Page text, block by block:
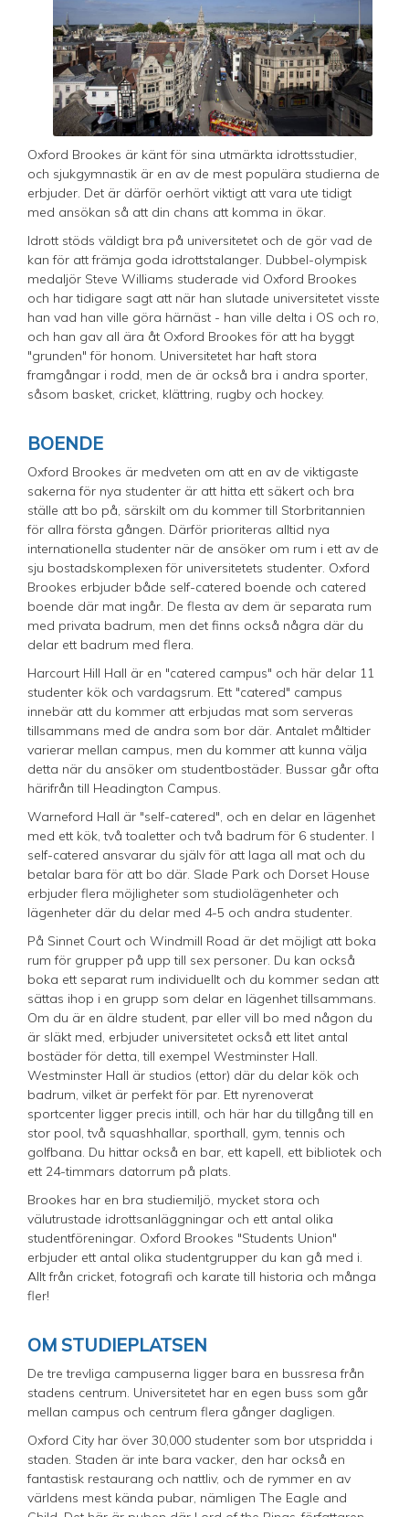
Oxford Brookes är känt för sina utmärkta idrottsstudier,
och sjukgymnastik är en av de mest populära studierna de
erbjuder. Det är därför oerhört viktigt att vara ute tidigt
med ansökan så att din chans att komma in ökar.
Idrott stöds väldigt bra på universitetet och de gör vad de
kan för att främja goda idrottstalanger. Dubbel-olympisk
medaljör Steve Williams studerade vid Oxford Brookes
och har tidigare sagt att när han slutade universitetet visste
han vad han ville göra härnäst - han ville delta i OS och ro,
och han gav all ära åt Oxford Brookes för att ha byggt
"grunden" för honom. Universitetet har haft stora
framgångar i rodd, men de är också bra i andra sporter,
såsom basket, cricket, klättring, rugby och hockey.
BOENDE
Oxford Brookes är medveten om att en av de viktigaste
sakerna för nya studenter är att hitta ett säkert och bra
ställe att bo på, särskilt om du kommer till Storbritannien
för allra första gången. Därför prioriteras alltid nya
internationella studenter när de ansöker om rum i ett av de
sju bostadskomplexen för universitetets studenter. Oxford
Brookes erbjuder både self-catered boende och catered
boende där mat ingår. De flesta av dem är separata rum
med privata badrum, men det finns också några där du
delar ett badrum med flera.
Harcourt Hill Hall är en "catered campus" och här delar 11
studenter kök och vardagsrum. Ett "catered" campus
innebär att du kommer att erbjudas mat som serveras
tillsammans med de andra som bor där. Antalet måltider
varierar mellan campus, men du kommer att kunna välja
detta när du ansöker om studentbostäder. Bussar går ofta
härifrån till Headington Campus.
Warneford Hall är "self-catered", och en delar en lägenhet
med ett kök, två toaletter och två badrum för 6 studenter. I
self-catered ansvarar du själv för att laga all mat och du
betalar bara för att bo där. Slade Park och Dorset House
erbjuder flera möjligheter som studiolägenheter och
lägenheter där du delar med 4-5 och andra studenter.
På Sinnet Court och Windmill Road är det möjligt att boka
rum för grupper på upp till sex personer. Du kan också
boka ett separat rum individuellt och du kommer sedan att
sättas ihop i en grupp som delar en lägenhet tillsammans.
Om du är en äldre student, par eller vill bo med någon du
är släkt med, erbjuder universitetet också ett litet antal
bostäder för detta, till exempel Westminster Hall.
Westminster Hall är studios (ettor) där du delar kök och
badrum, vilket är perfekt för par. Ett nyrenoverat
sportcenter ligger precis intill, och här har du tillgång till en
stor pool, två squashhallar, sporthall, gym, tennis och
golfbana. Du hittar också en bar, ett kapell, ett bibliotek och
ett 24-timmars datorrum på plats.
Brookes har en bra studiemiljö, mycket stora och
välutrustade idrottsanläggningar och ett antal olika
studentföreningar. Oxford Brookes "Students Union"
erbjuder ett antal olika studentgrupper du kan gå med i.
Allt från cricket, fotografi och karate till historia och många
fler!
OM STUDIEPLATSEN
De tre trevliga campuserna ligger bara en bussresa från
stadens centrum. Universitetet har en egen buss som går
mellan campus och centrum flera gånger dagligen.
Oxford City har över 30,000 studenter som bor utspridda i
staden. Staden är inte bara vacker, den har också en
fantastisk restaurang och nattliv, och de rymmer en av
världens mest kända pubar, nämligen The Eagle and